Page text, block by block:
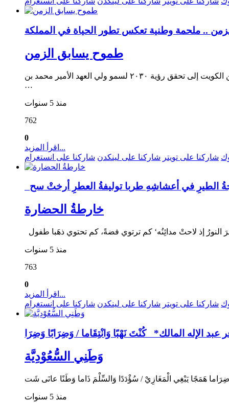
طموح يسابق الزمن
الشاعر عادل الحصيني* طموح يسابق الزمن .. ملحمة وطنية تعكس تطور الحياة في المملكة من قبل مجيء الملك عبد من الكويت إلى تحقق رؤية ٢٠٣٠ لسمو ولي العهد الأمير محمد بن
…
منذ 5 سنوات
762
0
اقرأ المزيد...
شاركنا على تويتر شاركنا على لينكدن شاركنا على انستغرام
خارطةُ الحضارة
منذ 5 سنوات
763
0
اقرأ المزيد...
شاركنا على تويتر شاركنا على لينكدن شاركنا على انستغرام
وَطَنِي السُّعُوْدِيَّة
منذ 5 سنوات